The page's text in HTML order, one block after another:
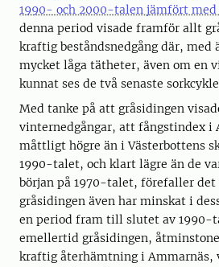
1990- och 2000-talen jämfört
denna period visade framför allt
kraftig beståndsnedgång där, med
mycket låga tätheter, även om en
kunnat ses de två senaste
Med tanke på att gråsidingen
vinternedgångar, att fångstindex i
måttligt högre än i Västerbottens
1990-talet, och klart lägre än de
början på 1970-talet, förefaller
gråsidingen även har minskat i
en period fram till slutet av 1990-
emellertid gråsidingen,
kraftig återhämtning i Ammarnäs,